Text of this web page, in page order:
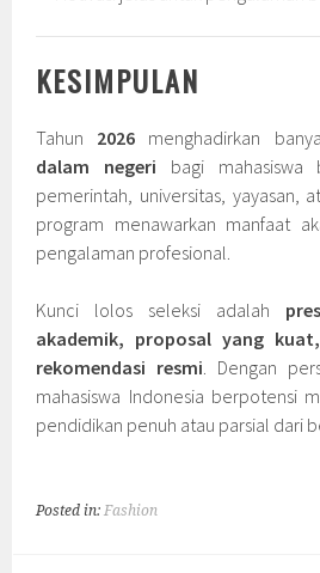
KESIMPULAN
Tahun 2026 menghadirkan
dalam negeri bagi mahasiswa
pemerintah, universitas, yayasan,
program menawarkan manfaat
pengalaman profesional.
Kunci lolos seleksi adalah
akademik, proposal yang
rekomendasi resmi . Dengan
mahasiswa Indonesia berpotensi
pendidikan penuh atau parsial dari
Posted in: Fashion